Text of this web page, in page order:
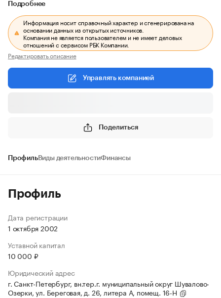
Подробнее
Информация носит справочный характер и сгенерирована на
основании данных из открытых источников.
Компания не является пользователем и не имеет деловых
отношений с сервисом РБК Компании.
Редактировать описание
Управлять компанией
Поделиться
ПрофильВиды деятельностиФинансы
Профиль
Дата регистрации
1 октября 2002
Уставной капитал
10 000 ₽
Юридический адрес
г. Санкт-Петербург, вн.тер.г. муниципальный округ Шувалово-
Озерки, ул. Береговая, д. 26, литера А, помещ. 16-Н